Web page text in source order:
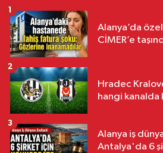
Alanya’da
CİMER’e
1
Hradec
hangi kanalda
2
Alanya iş
Antalya'da 6
3